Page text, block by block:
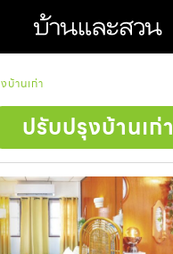
บ้านเก่า
ปรับปรุงบ้านเก่า